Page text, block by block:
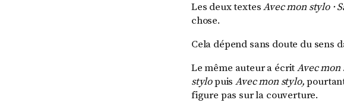
Les deux textesAvec mon stylo ·
chose.
Cela dépend sans doute du sens
Le même auteur a écritAvec mon
stylopuis Avec mon stylo,
figure pas sur la couverture.